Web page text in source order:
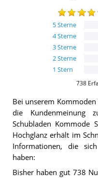
5Sterne
4Sterne
3Sterne
2Sterne
1 Stern
738
Bei unserem Kommoden
die Kundenmeinung
Schubladen Kommode
Hochglanzerhält im
Informationen, die
haben:
Bisher haben gut 738